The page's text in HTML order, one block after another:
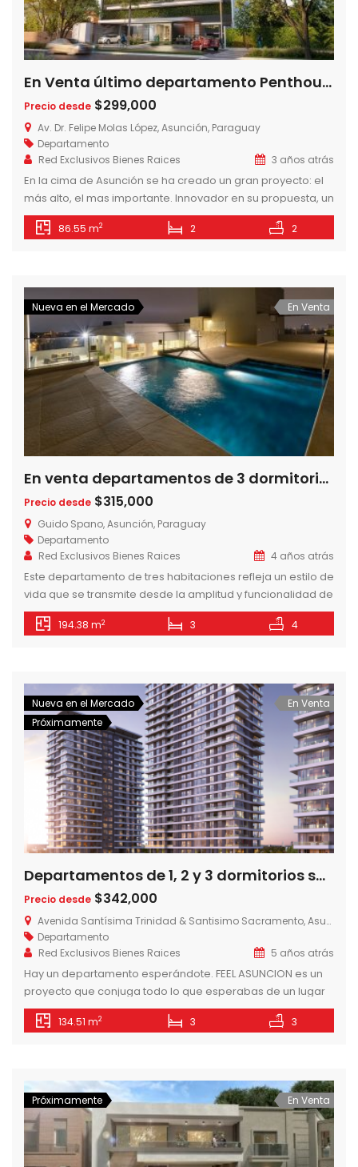
En Venta último departamento Penthouse de 2 dormitorios en Petra Tower, la torre mas alta del país en el mejor lugar de Asunción.
Precio desde $299,000
Av. Dr. Felipe Molas López, Asunción, Paraguay
Departamento
Red Exclusivos Bienes Raices
3 años atrás
En la cima de Asunción se ha creado un gran proyecto: el
más alto, el mas importante. Innovador en su propuesta, un
gran ícono que se alza majestuoso, en la mejor ubicación
de Asunción. Con espacios amplios y confortables,
86.55 m2 2 2
Nueva en el Mercado En Venta
En venta departamentos de 3 dormitorios en Torre Guido Spano, Barrio Herrera, Asuncion-Paraguay
Precio desde $315,000
Guido Spano, Asunción, Paraguay
Departamento
Red Exclusivos Bienes Raices
4 años atrás
Este departamento de tres habitaciones refleja un estilo de
vida que se transmite desde la amplitud y funcionalidad de
sus espacios. La habitación master cuenta con su propio
vestidor, mientras que las junior cuentan con placares
amoblada y […]
194.38 m2 3 4
Nueva en el Mercado
Próximamente
En Venta
Departamentos de 1, 2 y 3 dormitorios sobre Avda. Trinidad- EDIFICIO FEEL ASUNCIÓN
Precio desde $342,000
Avenida Santísima Trinidad & Santisimo Sacramento, Asunción, Paraguay
Departamento
Red Exclusivos Bienes Raices
5 años atrás
Hay un departamento esperándote. FEEL ASUNCION es un
proyecto que conjuga todo lo que esperabas de un lugar
para vivir. Excelente ubicación, materiales de calidad,
múltiples espacios verdes y amenities para disfrutar; todo
modernas de […]
134.51 m2 3 3
Próximamente En Venta